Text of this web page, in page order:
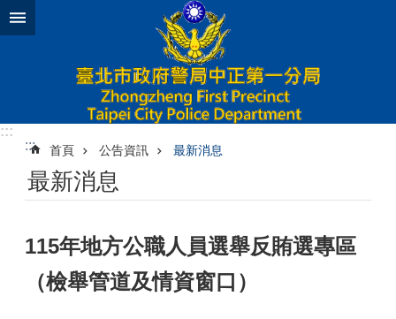
跳到主要內容區塊
:::
:::
首頁 公告資訊 最新消息
最新消息
115年地方公職人員選舉反賄選專區
（檢舉管道及情資窗口）